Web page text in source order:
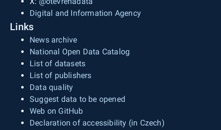
Digital and Information Agency
Links
News archive
National Open Data Catalog
List of datasets
List of publishers
Data quality
Suggest data to be opened
Web on GitHub
Declaration of accessibility (in Czech)